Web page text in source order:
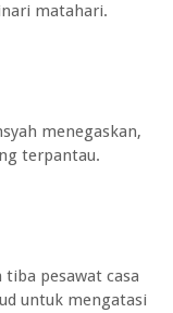
matahari.
menegaskan,
terpantau.
pesawat casa
untuk mengatasi